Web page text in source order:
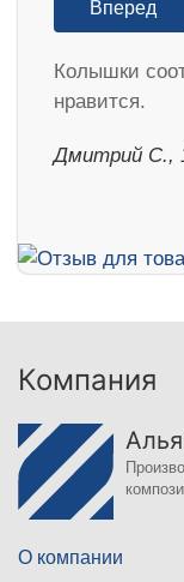
Вперед
Колышки
нравится.
Дмитрий С.,
Компания
О компании